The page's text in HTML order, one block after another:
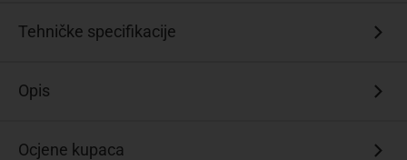
Tehničke specifikacije
Opis
Ocjene kupaca